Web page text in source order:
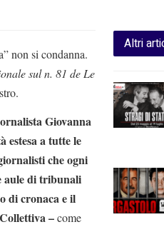
Altri
non si condanna.
sul n. 81 de Le
Giovanna
estesa a tutte le
che ogni
aule di tribunali
di cronaca e il
–come